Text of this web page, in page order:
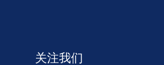
关注我们